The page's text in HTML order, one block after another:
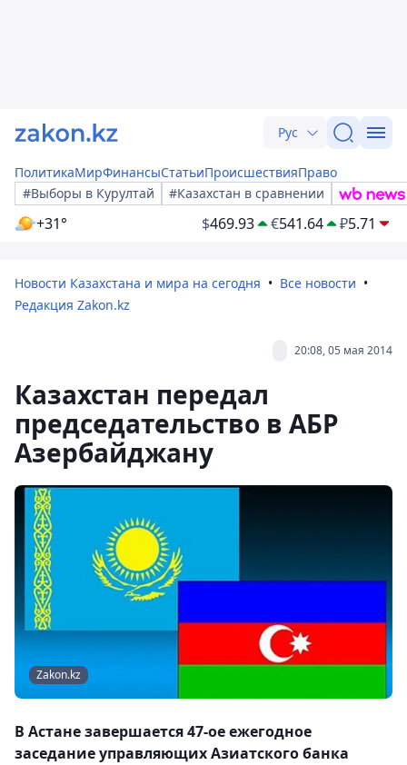
Рус
ПолитикаМирФинансыСтатьиПроисшествияПраво
#Выборы в Курултай
#Казахстан в сравнении
+31° $469.93 €541.64 ₽5.71
Новости Казахстана и мира на сегодня
Все новости
Редакция Zakon.kz
20:08, 05 мая 2014
Казахстан передал
председательство в АБР
Азербайджану
Zakon.kz
В Астане завершается 47-ое ежегодное
заседание управляющих Азиатского банка